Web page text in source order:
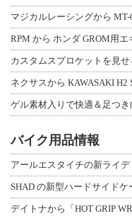
ネクサスから KAWASAKI H2
バイク用品情報
SHAD の新型ハードサイドケ
デイトナから「HOT GRIP